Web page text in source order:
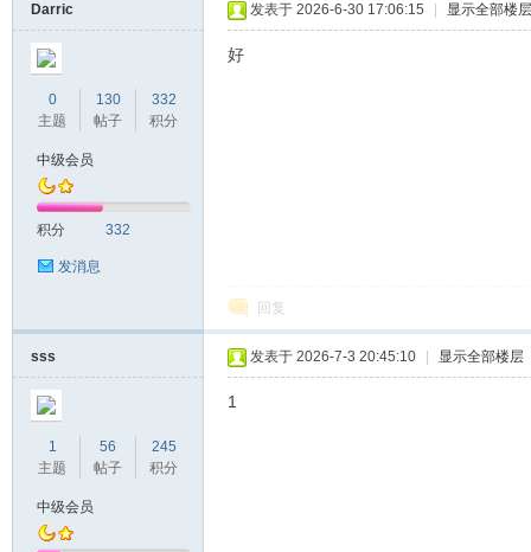
Darric
0
主题
130
帖子
332
积分
中级会员
积分 332
发消息
发表于 2026-6-30 17:06:15 显示全部楼层
好
回复
sss
1
主题
56
帖子
245
积分
中级会员
发表于 2026-7-3 20:45:10 显示全部楼层
1